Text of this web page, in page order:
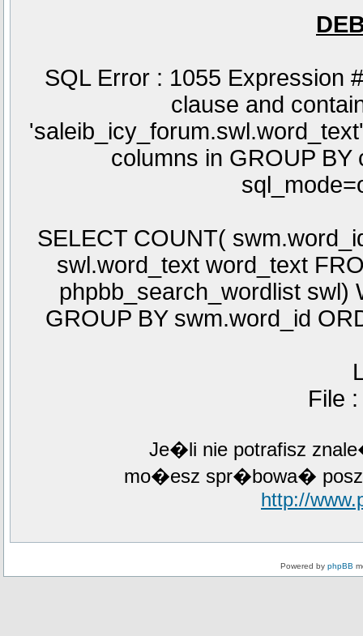
SQL Error : 1055 Expression
clause and
columns in GROUP BY
SELECT COUNT(
swl.word_text word_text
phpbb_search_wordlist swl)
GROUP BY swm.word_id
File
Je�li nie potrafisz
mo�esz spr�bowa�
http://
Powered by phpBB